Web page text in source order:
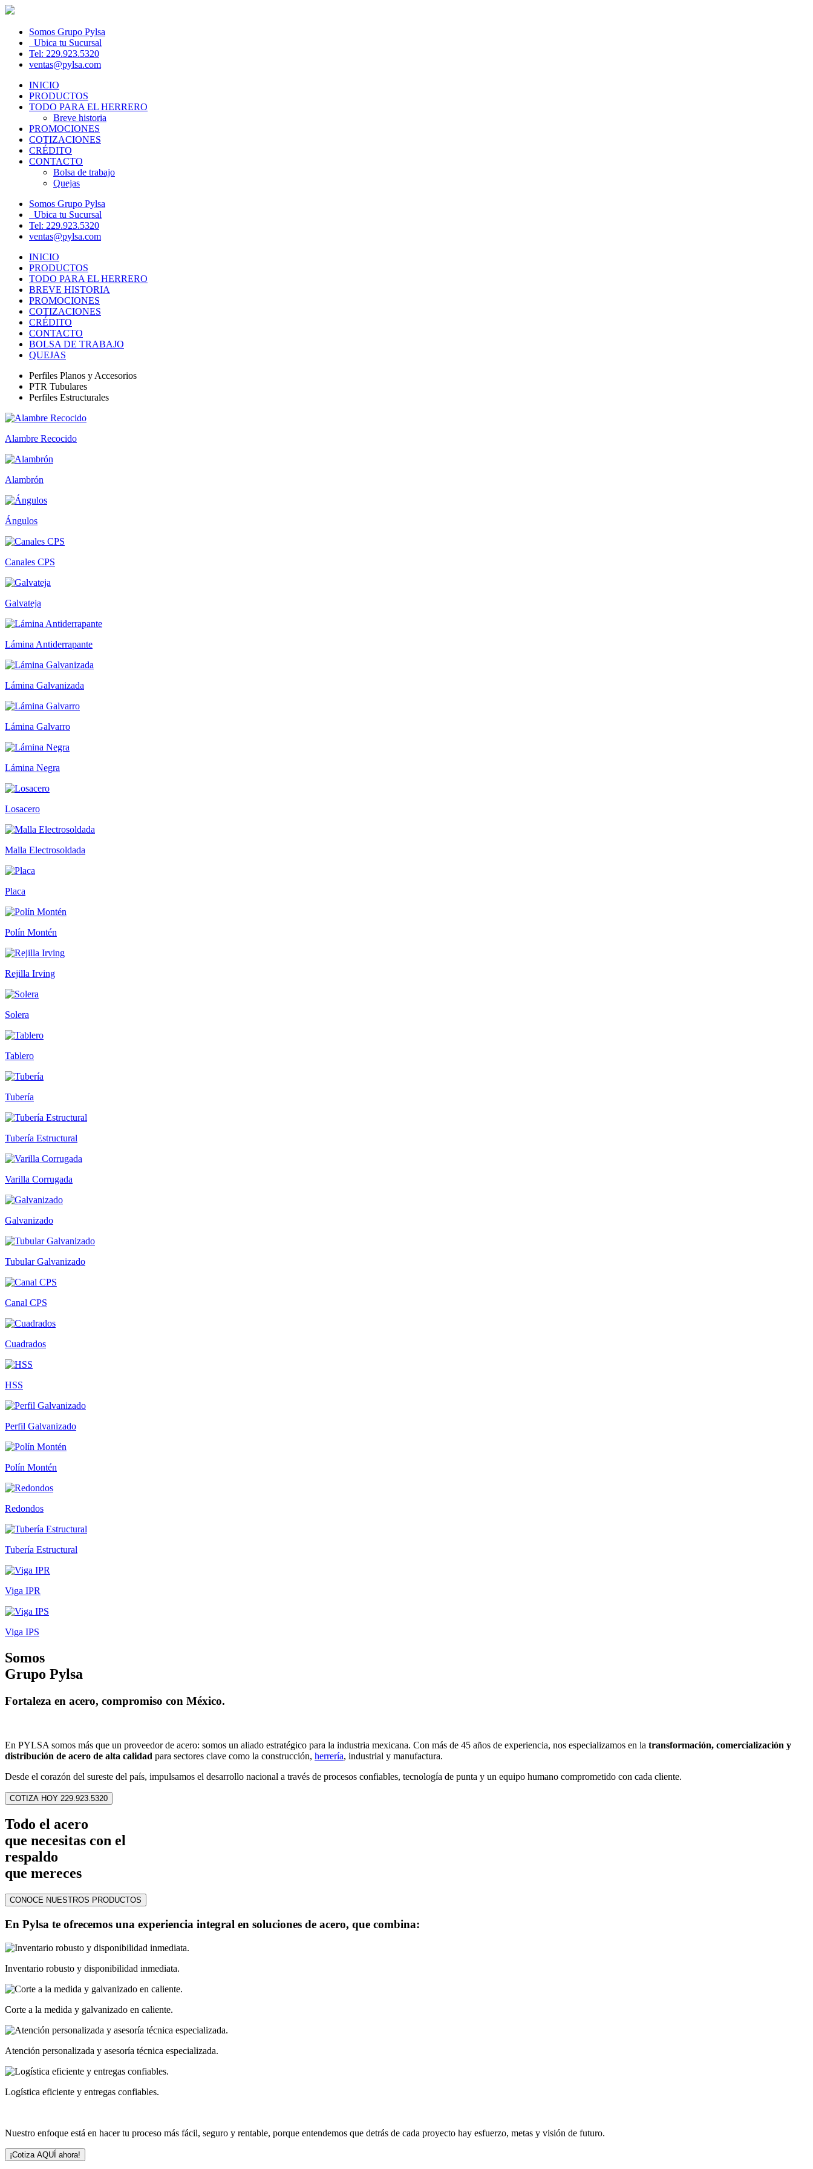
Somos Grupo Pylsa
Ubica tu Sucursal
Tel: 229.923.5320
ventas@pylsa.com
INICIO
PRODUCTOS
TODO PARA EL HERRERO
Breve historia
PROMOCIONES
COTIZACIONES
CRÉDITO
CONTACTO
Bolsa de trabajo
Quejas
Somos Grupo Pylsa
Ubica tu Sucursal
Tel: 229.923.5320
ventas@pylsa.com
INICIO
PRODUCTOS
TODO PARA EL HERRERO
BREVE HISTORIA
PROMOCIONES
COTIZACIONES
CRÉDITO
CONTACTO
BOLSA DE TRABAJO
QUEJAS
Perfiles Planos y Accesorios
PTR Tubulares
Perfiles Estructurales
Alambre Recocido
Alambrón
Ángulos
Canales CPS
Galvateja
Lámina Antiderrapante
Lámina Galvanizada
Lámina Galvarro
Lámina Negra
Losacero
Malla Electrosoldada
Placa
Polín Montén
Rejilla Irving
Solera
Tablero
Tubería
Tubería Estructural
Varilla Corrugada
Galvanizado
Tubular Galvanizado
Canal CPS
Cuadrados
HSS
Perfil Galvanizado
Polín Montén
Redondos
Tubería Estructural
Viga IPR
Viga IPS
Somos
Grupo Pylsa
Fortaleza en acero, compromiso con México.
En PYLSA somos más que un proveedor de acero: somos un aliado estratégico para la industria mexicana. Con más de 45 años de experiencia, nos especializamos en la transformación, comercialización y
distribución de acero de alta calidad para sectores clave como la construcción, herrería, industrial y manufactura.
Desde el corazón del sureste del país, impulsamos el desarrollo nacional a través de procesos confiables, tecnología de punta y un equipo humano comprometido con cada cliente.
COTIZA HOY 229.923.5320
Todo el acero
que necesitas con el
respaldo
que mereces
CONOCE NUESTROS PRODUCTOS
En Pylsa te ofrecemos una experiencia integral en soluciones de acero, que combina:
Inventario robusto y disponibilidad inmediata.
Corte a la medida y galvanizado en caliente.
Atención personalizada y asesoría técnica especializada.
Logística eficiente y entregas confiables.
Nuestro enfoque está en hacer tu proceso más fácil, seguro y rentable, porque entendemos que detrás de cada proyecto hay esfuerzo, metas y visión de futuro.
¡Cotiza AQUÍ ahora!